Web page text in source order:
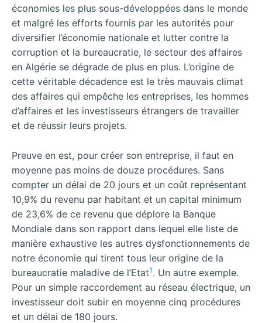
économies les plus sous-développées dans le monde
et malgré les efforts fournis par les autorités pour
diversifier l’économie nationale et lutter contre la
corruption et la bureaucratie, le secteur des affaires
en Algérie se dégrade de plus en plus. L’origine de
cette véritable décadence est le très mauvais climat
des affaires qui empêche les entreprises, les hommes
d’affaires et les investisseurs étrangers de travailler
et de réussir leurs projets.
Preuve en est, pour créer son entreprise, il faut en
moyenne pas moins de douze procédures. Sans
compter un délai de 20 jours et un coût représentant
10,9% du revenu par habitant et un capital minimum
de 23,6% de ce revenu que déplore la Banque
Mondiale dans son rapport dans lequel elle liste de
manière exhaustive les autres dysfonctionnements de
notre économie qui tirent tous leur origine de la
bureaucratie maladive de l’Etat1 . Un autre exemple.
Pour un simple raccordement au réseau électrique, un
investisseur doit subir en moyenne cinq procédures
et un délai de 180 jours.